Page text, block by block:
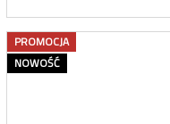
PROMOCJA
NOWOŚĆ